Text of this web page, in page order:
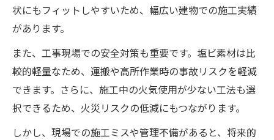
状にもフィットしやすいため、幅広い建物での施工実績
があります。
また、工事現場での安全対策も重要です。塩ビ素材は比
較的軽量なため、運搬や高所作業時の事故リスクを軽減
できます。さらに、施工中の火気使用が少ない工法も選
択できるため、火災リスクの低減にもつながります。
しかし、現場での施工ミスや管理不備があると、将来的